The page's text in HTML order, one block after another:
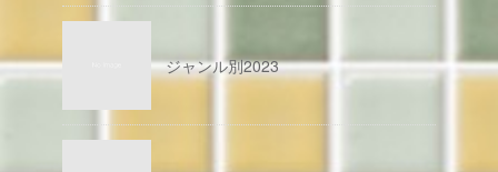
ジャンル別2023